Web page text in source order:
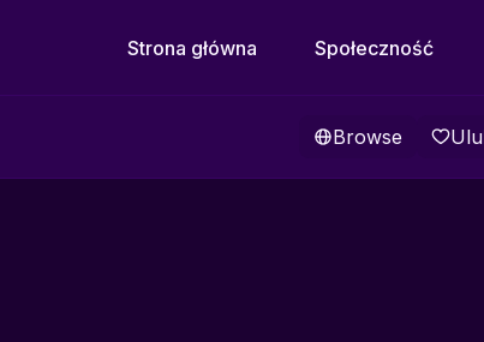
Strona główna Społeczność
Browse